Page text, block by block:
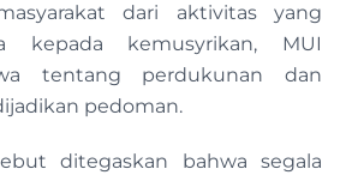
dari aktivitas yang
kepada kemusyrikan, MUI
tentang perdukunan dan
pedoman.
ditegaskan bahwa segala